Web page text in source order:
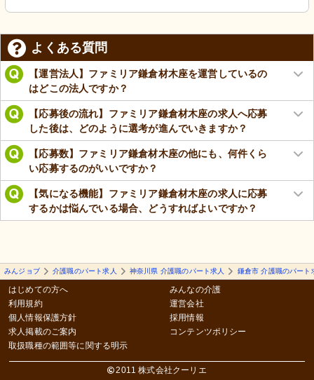
よくある質問
【運営法人】ファミリア鎌倉材木座を運営しているの
はどこの法人ですか？
【応募後の流れ】ファミリア鎌倉材木座の求人へ応募
した後は、どのように選考が進んでいきますか？
【応募数】ファミリア鎌倉材木座の他にも、何件くら
い応募するのがいいですか？
【気になる機能】ファミリア鎌倉材木座の求人に応募
するかは悩んでいる場合、どうすればよいですか？
みんジョブ 介護職のパート求人 神奈川県 介護職のパート求人 鎌倉市 介護職のパート
はじめての方へ
利用規約
個人情報保護方針
求人掲載のご案内
取扱職種の範囲等に関する明示
みんなの介護
運営会社
採用情報
コンテンツポリシー
2011 株式会社クーリエ